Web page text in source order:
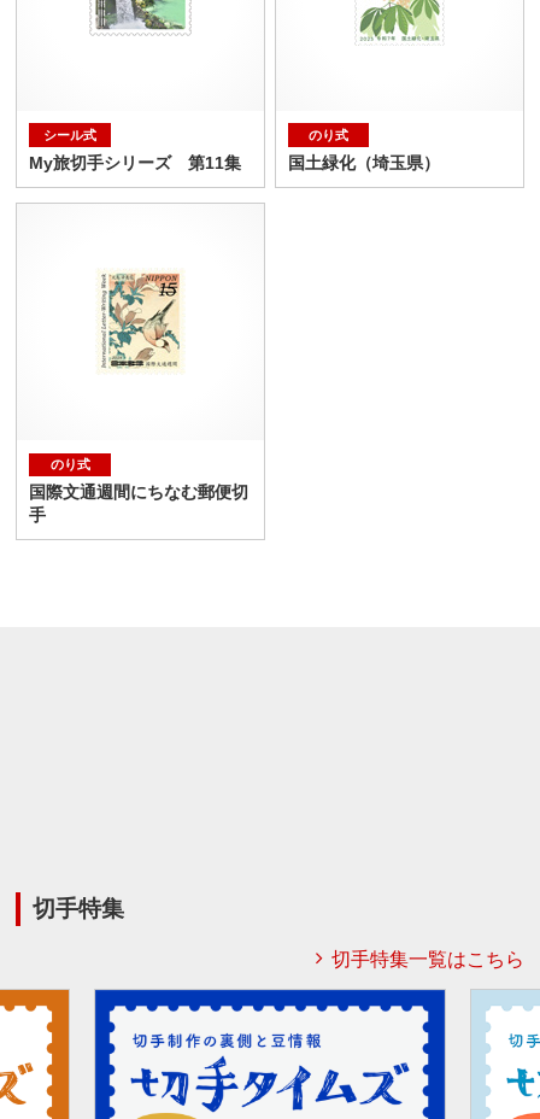
シール式
My旅切手シリーズ 第11集
のり式
国土緑化（埼玉県）
のり式
国際文通週間にちなむ郵便切
手
切手特集
切手特集一覧はこちら